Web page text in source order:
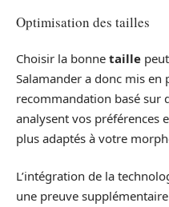
Optimisation des tailles
Choisir la bonne taille
Salamander a donc mis en
recommandation basé sur
analysent vos préférences
plus adaptés à votre
L’intégration de la
une preuve